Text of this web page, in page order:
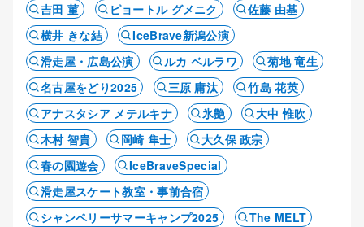
吉田 菫
ピョートル グメニク
佐藤 由基
横井 きな結
IceBrave新潟公演
滑走屋・広島公演
ルカ ベルラワ
菊地 竜生
名古屋をどり2025
三原 庸汰
竹島 花英
アナスタシア メテルキナ
氷艶
大中 惟吹
木村 智貴
岡崎 隼士
大久保 政宗
春の園遊会
IceBraveSpecial
滑走屋スケート教室・事前合宿
シャンペリーサマーキャンプ2025
The MELT